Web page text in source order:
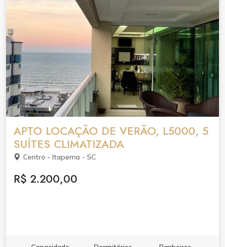
das chaves. Informações imobiliária. Airton
investimentos.com Itapema SC, B. Meia praia.
APTO LOCAÇÃO DE VERÃO, L5000, 5
SUÍTES CLIMATIZADA
Centro - Itapema - SC
R$ 2.200,00